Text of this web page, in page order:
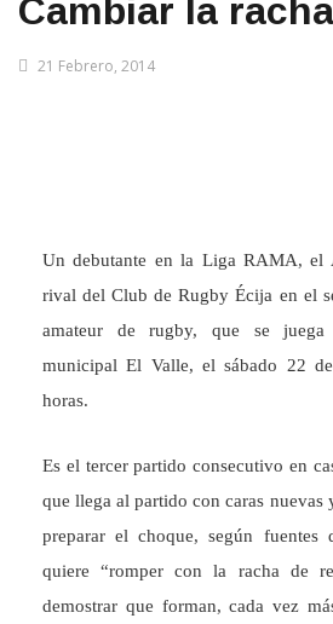
Cambiar la racha
21 Febrero, 2014
Un debutante en la Liga RAMA, el
rival del Club de Rugby Écija en el
amateur de rugby, que se
municipal El Valle, el sábado 22
horas.
Es el tercer partido consecutivo en
que llega al partido con caras nuevas
preparar el choque, según fuentes
quiere “romper con la racha de
demostrar que forman, cada vez